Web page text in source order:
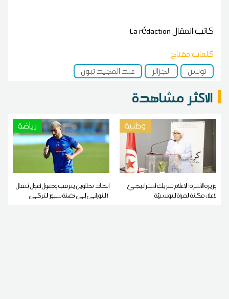
كاتب المقالLa rédaction
كلمات مفتاح
تونس
الجزائر عبد المجيد تبون
الاكثر مشاهدة
وطنية
وزيرة الأسرة: الإعلام شريك استراتيجيّ
لإعلاء مكانة المرأة التونسيّة
رياضة
إتحاد تطاوين يترقب وصول أموال إنتقال
النوراني إلى أضنة سبور التركي !